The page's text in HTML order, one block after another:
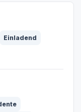
Einladend